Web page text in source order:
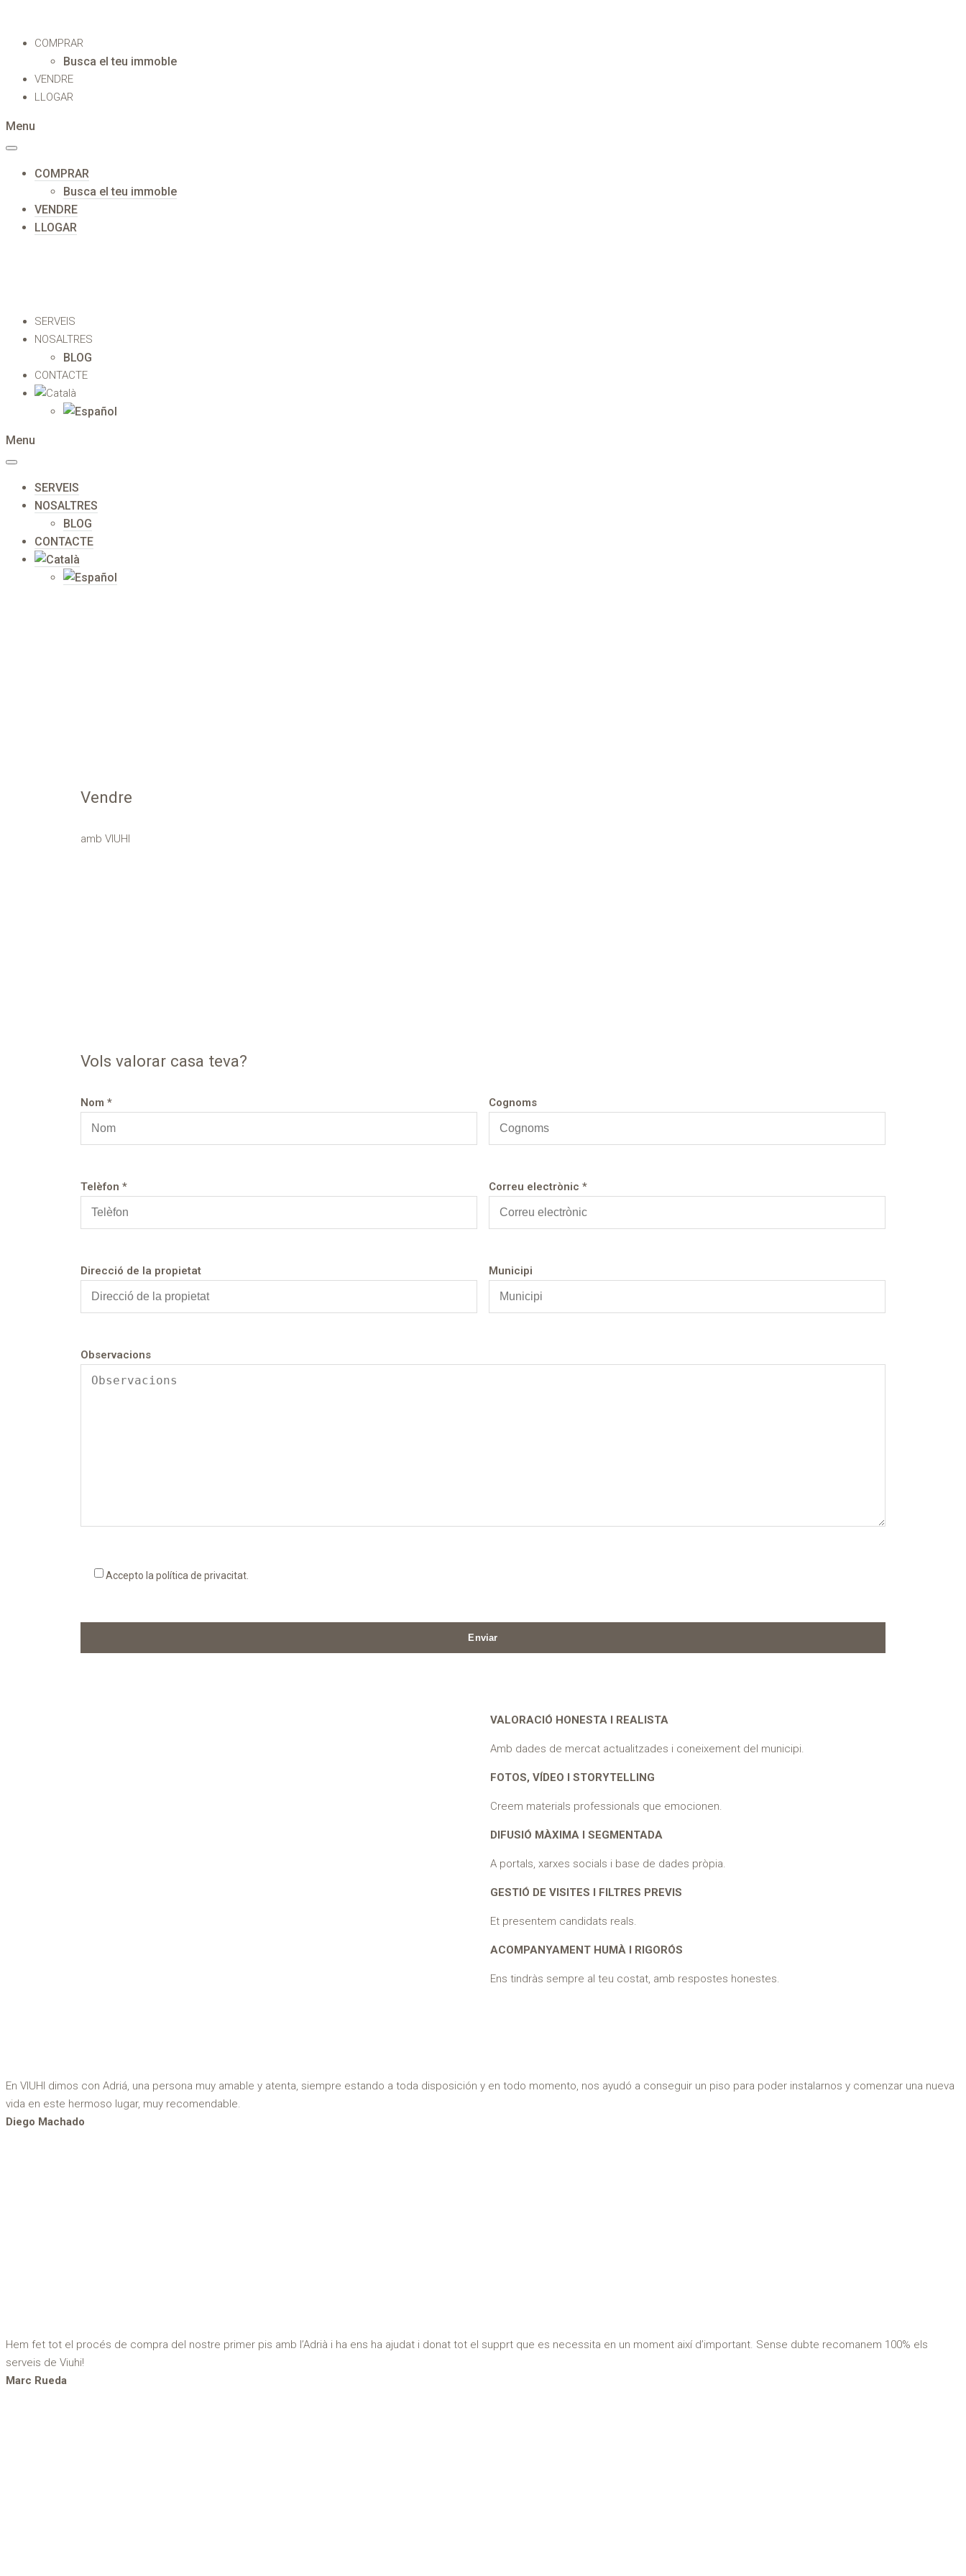
COMPRAR
Busca el teu immoble
VENDRE
LLOGAR
Menu
COMPRAR
Busca el teu immoble
VENDRE
LLOGAR
SERVEIS
NOSALTRES
BLOG
CONTACTE
Menu
SERVEIS
NOSALTRES
BLOG
CONTACTE
Vendre
amb VIUHI
Vols valorar casa teva?
Nom * Cognoms
Telèfon * Correu electrònic *
Direcció de la propietat Municipi
Observacions
Accepto la política de privacitat
VALORACIÓ HONESTA I REALISTA
Amb dades de mercat actualitzades i coneixement del municipi.
FOTOS, VÍDEO I STORYTELLING
Creem materials professionals que emocionen.
DIFUSIÓ MÀXIMA I SEGMENTADA
A portals, xarxes socials i base de dades pròpia.
GESTIÓ DE VISITES I FILTRES PREVIS
Et presentem candidats reals.
ACOMPANYAMENT HUMÀ I RIGORÓS
Ens tindràs sempre al teu costat, amb respostes honestes.
En VIUHI dimos con Adriá, una persona muy amable y atenta, siempre estando a toda disposición y en todo momento, nos ayudó a conseguir un piso para poder instalarnos y comenzar una nueva
vida en este hermoso lugar, muy recomendable.
Diego Machado
Hem fet tot el procés de compra del nostre primer pis amb l’Adrià i ha ens ha ajudat i donat tot el supprt que es necessita en un moment així d’important. Sense dubte recomanem 100% els
serveis de Viuhi!
Marc Rueda